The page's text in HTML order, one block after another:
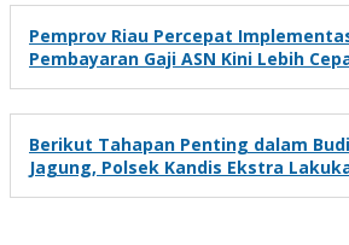
Pemprov Riau Percepat
Pembayaran Gaji ASN Kini Lebih
Berikut Tahapan Penting dalam
Jagung, Polsek Kandis Ekstra